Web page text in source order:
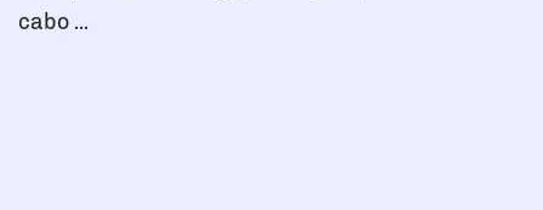
cabo ...